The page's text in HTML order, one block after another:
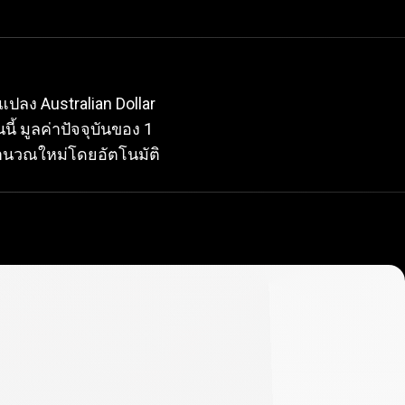
จจุบัน
ลง Australian Dollar
มูลค่าปัจจุบันของ 1
ำนวณใหม่โดยอัตโนมัติ